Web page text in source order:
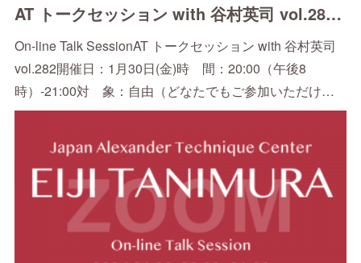
AT トークセッション with 谷村英司 vol.282（1/30）
On-line Talk SessionAT トークセッション with 谷村英司
vol.282開催日：1月30日(金)時 間：20:00（午後8
時）-21:00対 象：自由（どなたでもご参加いただけ…